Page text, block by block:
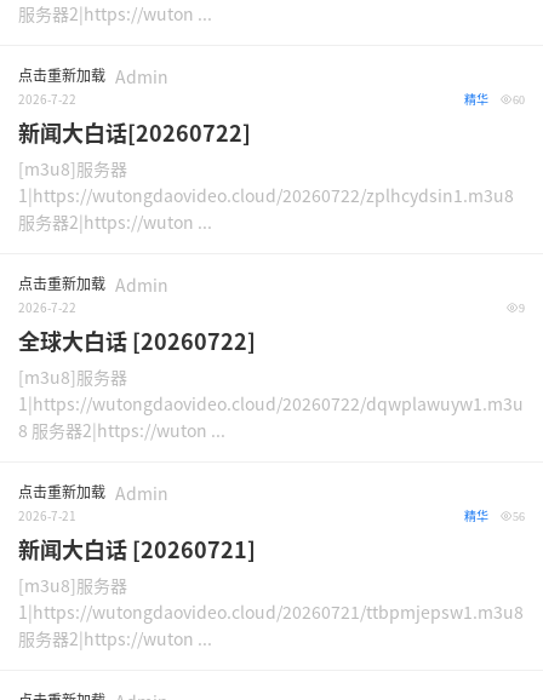
服务器2|https://wuton ...
点击重新加载 Admin
2026-7-22 60
精华
新闻大白话[20260722]
[m3u8]服务器
1|https://wutongdaovideo.cloud/20260722/zplhcydsin1.m3u8
服务器2|https://wuton ...
点击重新加载 Admin
2026-7-22 9
全球大白话 [20260722]
[m3u8]服务器
1|https://wutongdaovideo.cloud/20260722/dqwplawuyw1.m3u
8 服务器2|https://wuton ...
点击重新加载 Admin
2026-7-21 56
精华
新闻大白话 [20260721]
[m3u8]服务器
1|https://wutongdaovideo.cloud/20260721/ttbpmjepsw1.m3u8
服务器2|https://wuton ...